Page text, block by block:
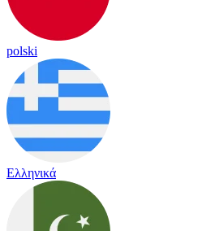
polski
Ελληνικά